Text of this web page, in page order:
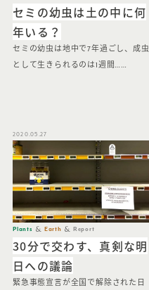
セミの幼虫は土の中に何
年いる？
セミの幼虫は地中で7年過ごし、成虫
として生きられるのは1週間……
Plants Earth Report
2020.05.27
30分で交わす、真剣な明
日への議論
緊急事態宣言が全国で解除された日